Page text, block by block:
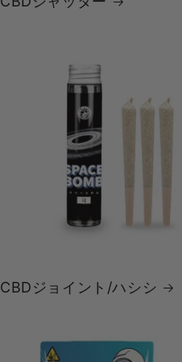
CBDジョイント/ハシシ